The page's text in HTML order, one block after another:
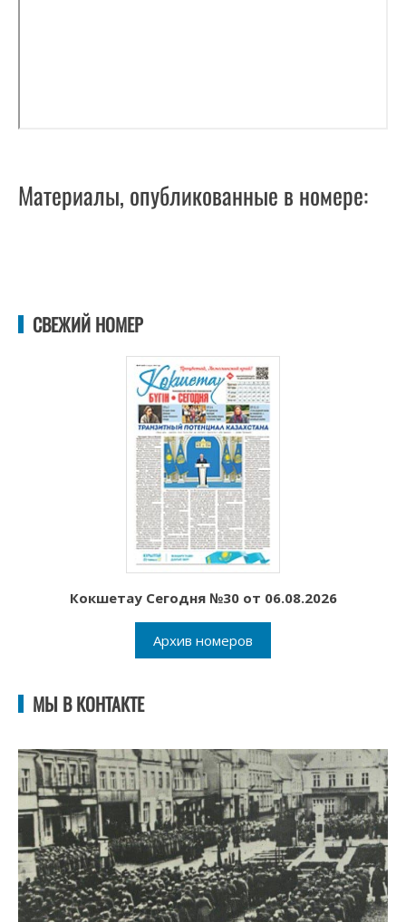
Материалы, опубликованные в номере:
СВЕЖИЙ НОМЕР
Кокшетау Сегодня №30 от 06.08.2026
Архив номеров
МЫ В КОНТАКТЕ